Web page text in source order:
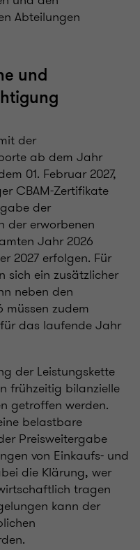
Abteilungen
und
der
ab dem Jahr
01. Februar 2027,
CBAM-Zertifikate
der
der erworbenen
Jahr 2026
2027 erfolgen. Für
sich ein zusätzlicher
neben den
zudem
das laufende Jahr
der Leistungskette
frühzeitig bilanzielle
getroffen werden.
belastbare
Preisweitergabe
von Einkaufs- und
die Klärung, wer
tragen
kann der